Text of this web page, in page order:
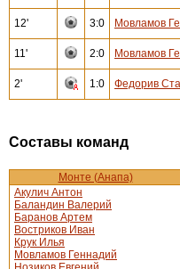
12' 3:0 Мовламов
11' 2:0 Мовламов
2' 1:0 Федорив
Составы команд
Монте (Анапа)
Акулич Антон
Баландин Валерий
Баранов Артем
Востриков Иван
Крук Илья
Мовламов Геннадий